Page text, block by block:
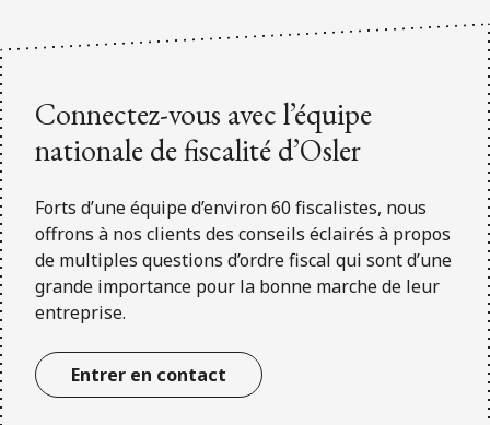
Connectez-vous avec l’équipe
nationale de fiscalité d’Osler
Forts d’une équipe d’environ 60 fiscalistes, nous
offrons à nos clients des conseils éclairés à propos
de multiples questions d’ordre fiscal qui sont d’une
grande importance pour la bonne marche de leur
entreprise.
Entrer en contact